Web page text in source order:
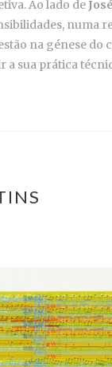
Ao lado de
numa
na génese do
sua prática